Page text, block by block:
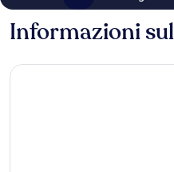
Informazioni